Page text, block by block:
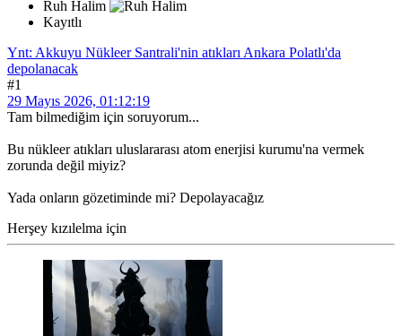
Ruh Halim
Kayıtlı
Ynt: Akkuyu Nükleer Santrali'nin atıkları Ankara Polatlı'da
depolanacak
#1
29 Mayıs 2026, 01:12:19
Tam bilmediğim için soruyorum...
Bu nükleer atıkları uluslararası atom enerjisi kurumu'na vermek
zorunda değil miyiz?
Yada onların gözetiminde mi? Depolayacağız
Herşey kızılelma için